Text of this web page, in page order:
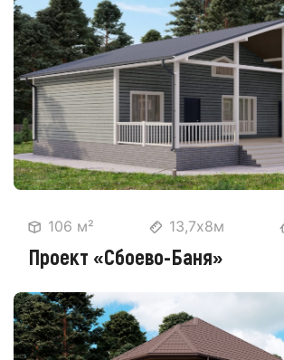
106 м² 13,7х8м
Проект «Сбоево-Баня»